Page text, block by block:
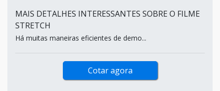
MAIS DETALHES INTERESSANTES SOBRE O FILME
STRETCH
Há muitas maneiras eficientes de demo...
Cotar agora